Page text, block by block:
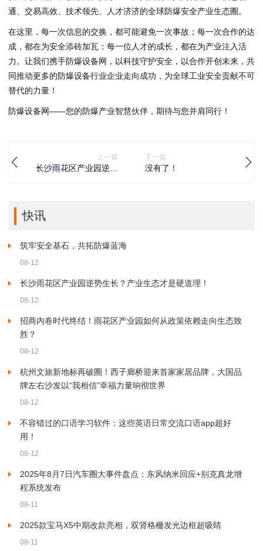
通、交易高效、技术领先、人才济济的全球防爆安全产业生态圈。
在这里，每一次信息的交换，都可能避免一次事故；每一次合作的达
成，都在为安全添砖加瓦；每一位人才的成长，都在为产业注入活
力。让我们携手防爆设备网，以科技守护安全，以合作开创未来，共
同推动更多的防爆设备行业企业走向成功，为全球工业安全贡献不可
替代的力量！
防爆设备网——您的防爆产业智慧伙伴，期待与您并肩同行！
上一篇
长沙雨花区产业园逆势
下一篇
没有了！
快讯
筑牢安全基石，共拓防爆蓝海
08-12
长沙雨花区产业园逆势生长？产业生态才是硬道理！
08-12
招商内卷时代终结！雨花区产业园如何从政策依赖走向生态致
胜？
08-12
杭州文旅新地标再破圈！西子廊桥迎来首家家居品牌，大国品
牌左右沙发以“我相信”幸福力量响彻世界
08-12
不容错过的口语学习软件：这些英语日常交流口语app超好
用！
08-12
2025年8月7日汽车圈大事件盘点：东风纳米回应+别克真龙增
程系统发布
08-11
2025款宝马X5中期改款亮相，双肾格栅发光边框超吸睛
08-11